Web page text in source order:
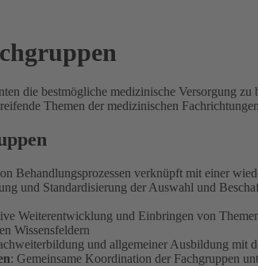
die bestmögliche medizinische Versorgung
Themen der medizinischen
Behandlungsprozessen verknüpft mit einer
und Standardisierung der Auswahl und
Weiterentwicklung und Einbringen von
Wissensfeldern
und allgemeiner Ausbildung mit
: Gemeinsame Koordination der Fachgruppen